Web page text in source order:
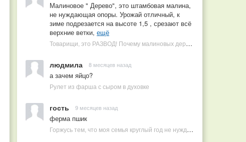
Малиновое " Дерево", это штамбовая малина,
не нуждающая опоры. Урожай отличный, к
зиме подрезается на высоте 1,5 , срезают всё
верхние ветки, ещё
Товарищи, это РАЗВОД! Почему малиновых деревьев не бывает, или Как ушлые продавцы наживаются на мечтах садоводов
людмила 8 месяцев назад
а зачем яйцо?
Рулет из фарша с сыром в духовке
гость 9 месяцев назад
ферма пшик
Горжусь тем, что моя семья круглый год не нуждается в покупных витаминах